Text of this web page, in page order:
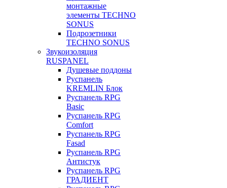
монтажные
элементы TECHNO
SONUS
Подрозетники
TECHNO SONUS
Звукоизоляция
RUSPANEL
Душевые поддоны
Руспанель
KREMLIN Блок
Руспанель RPG
Basic
Руспанель RPG
Comfort
Руспанель RPG
Fasad
Руспанель RPG
Антистук
Руспанель RPG
ГРАДИЕНТ